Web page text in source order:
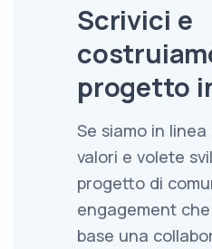
Scrivici e
progetto
Se siamo in
valori e volete
progetto di
engagement
base una